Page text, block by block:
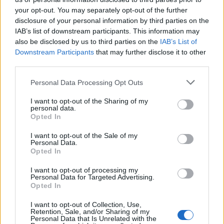
your opt-out. You may separately opt-out of the further
disclosure of your personal information by third parties on the
IAB’s list of downstream participants. This information may
also be disclosed by us to third parties on the IAB’s List of
Downstream Participants that may further disclose it to other
Personal Data Processing Opt Outs
I want to opt-out of the Sharing of my
personal data.
Opted In
I want to opt-out of the Sale of my
Personal Data.
Opted In
I want to opt-out of processing my
Personal Data for Targeted Advertising.
Opted In
I want to opt-out of Collection, Use,
Retention, Sale, and/or Sharing of my
Personal Data that Is Unrelated with the
A propos Nathalie Leclerc2950 Articles
Nathalie Leclerc est une journaliste spécialisée en santé et
expertise journalistique à une expérience concrète de la
santé familiale et de la nutrition. Fervente adepte d’un mode
de vie sain, écologique et durable, elle s’engage depuis de
nombreuses années en faveur des produits biologiques et
des solutions de ménage respectueuses de l’environnement.
Grâce à cette double casquette de journaliste et de maman
engagée, Nathalie propose des conseils pratiques, fiables et
accessibles, permettant à ses lecteurs de mieux naviguer
dans les enjeux de la santé moderne tout en adoptant des